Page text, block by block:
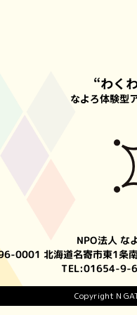
“わく
なよろ体験型
NPO法人 な
0001 北海道名寄市東1
TEL:01654-9-
Copyright N